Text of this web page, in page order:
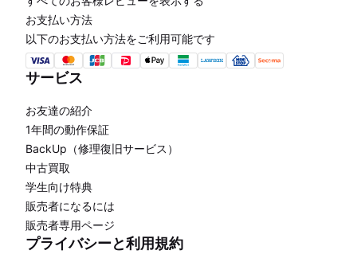
お支払い方法
以下のお支払い方法をご利用可能です
サービス
お友達の紹介
1年間の動作保証
BackUp（修理復旧サービス）
中古買取
学生向け特典
販売者になるには
販売者専用ページ
プライバシーと利用規約